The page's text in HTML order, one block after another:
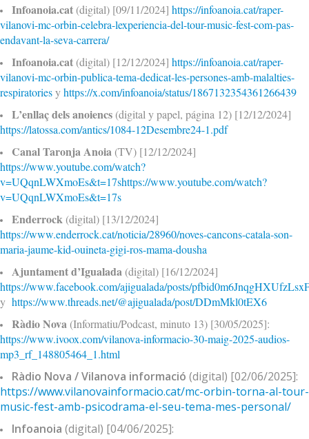
Infoanoia.cat (digital) [09/11/2024] https://infoanoia.cat/raper-
vilanovi-mc-orbin-celebra-lexperiencia-del-tour-music-fest-com-pas-
endavant-la-seva-carrera/
Infoanoia.cat (digital) [12/12/2024] https://infoanoia.cat/raper-
vilanovi-mc-orbin-publica-tema-dedicat-les-persones-amb-malalties-
respiratoriesyhttps://x.com/infoanoia/status/1867132354361266439
L’enllaç dels anoiencs (digital y papel, página 12) [12/12/2024]
https://latossa.com/antics/1084-12Desembre24-1.pdf
Canal Taronja Anoia (TV) [12/12/2024]
https://www.youtube.com/watch?
v=UQqnLWXmoEs&t=17shttps://www.youtube.com/watch?
v=UQqnLWXmoEs&t=17s
Enderrock (digital) [13/12/2024]
https://www.enderrock.cat/noticia/28960/noves-cancons-catala-son-
maria-jaume-kid-ouineta-gigi-ros-mama-dousha
Ajuntament d’Igualada (digital) [16/12/2024]
https://www.facebook.com/ajigualada/posts/
y https://www.threads.net/@ajigualada/post/DDmMkl0tEX6
Ràdio Nova (Informatiu/Podcast, minuto 13) [30/05/2025]:
https://www.ivoox.com/vilanova-informacio-30-maig-2025-audios-
mp3_rf_148805464_1.html
Ràdio Nova / Vilanova informació (digital) [02/06/2025]:
https://www.vilanovainformacio.cat/mc-orbin-torna-al-tour-
music-fest-amb-psicodrama-el-seu-tema-mes-personal/
Infoanoia (digital) [04/06/2025]: